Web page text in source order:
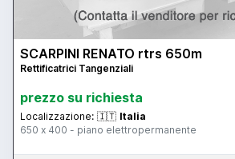
SCARPINI RENATO rtrs 650m
Rettificatrici Tangenziali
prezzo su richiesta
Localizzazione: 🇮🇹 Italia
650 x 400 - piano elettropermanente